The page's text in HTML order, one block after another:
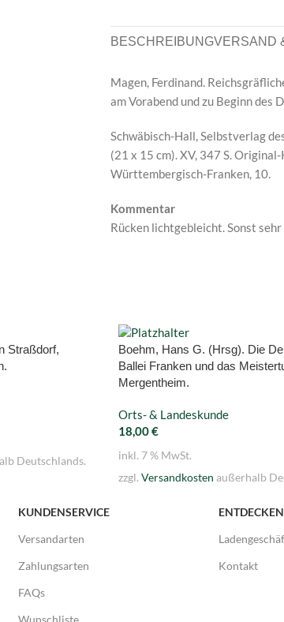
BESCHREIBUNGVERSAND
Magen, Ferdinand.
am Vorabend und zu Beginn des
Schwäbisch-Hall, Selbstverlag
(21 x 15 cm). XV, 347 S.
Württembergisch-Franken, 10.
Kommentar
Rücken lichtgebleicht. Sonst
Straßdorf,
Deutschlands.
Boehm, Hans G. (Hrsg). Die
Ballei Franken und das
Mergentheim.
Orts- & Landeskunde
18,00€
inkl. 7 % MwSt.
zzgl. Versandkosten außerhalb
KUNDENSERVICE
Versandarten
Zahlungsarten
FAQs
Wunschliste
ENTDECKEN
Kontakt